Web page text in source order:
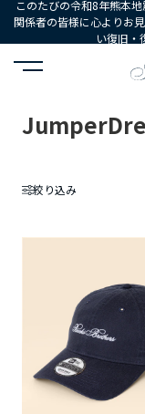
このたびの令和8年熊本
関係者の皆様に心よりお
い復旧・
HOME
絞り込み